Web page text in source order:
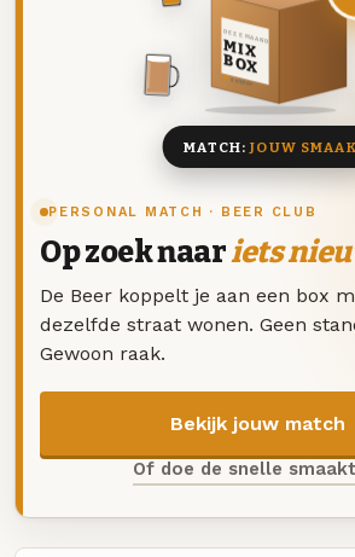
PERSONAL MATCH · BEER CLUB
Op zoek naariets
De Beer koppelt je aan een box
dezelfde straat wonen. Geen
Gewoon raak.
Bekijk jouw match
Of doe de snelle
DEZE MAAND
MIX
BOX
8 BIEREN
MATCH:JOUW SMAAK